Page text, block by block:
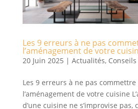
Les 9 erreurs à ne pas
l’aménagement de votre
20 Juin 2025 | Actualités,
Les 9 erreurs à ne pas commettre
l’aménagement de votre cuisine
d’une cuisine ne s’improvise pas,